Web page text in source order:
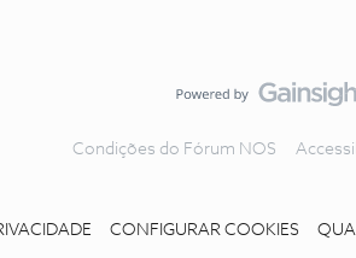
Condições do Fórum NOS
CONFIGURAR COOKIES